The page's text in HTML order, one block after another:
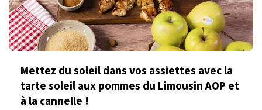
Mettez du soleil dans vos assiettes avec la
tarte soleil aux pommes du Limousin AOP et
à la cannelle !